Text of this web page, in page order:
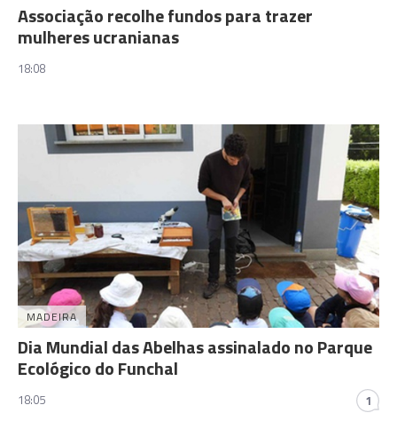
Associação recolhe fundos para trazer
mulheres ucranianas
18:08
MADEIRA
Dia Mundial das Abelhas assinalado no Parque
Ecológico do Funchal
18:05 1